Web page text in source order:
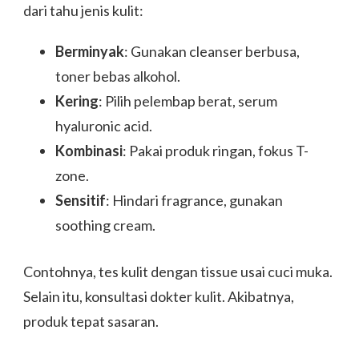
dari tahu jenis kulit:
Berminyak: Gunakan cleanser berbusa,
toner bebas alkohol.
Kering: Pilih pelembap berat, serum
hyaluronic acid.
Kombinasi: Pakai produk ringan, fokus T-
zone.
Sensitif: Hindari fragrance, gunakan
soothing cream.
Contohnya, tes kulit dengan tissue usai cuci muka.
Selain itu, konsultasi dokter kulit. Akibatnya,
produk tepat sasaran.